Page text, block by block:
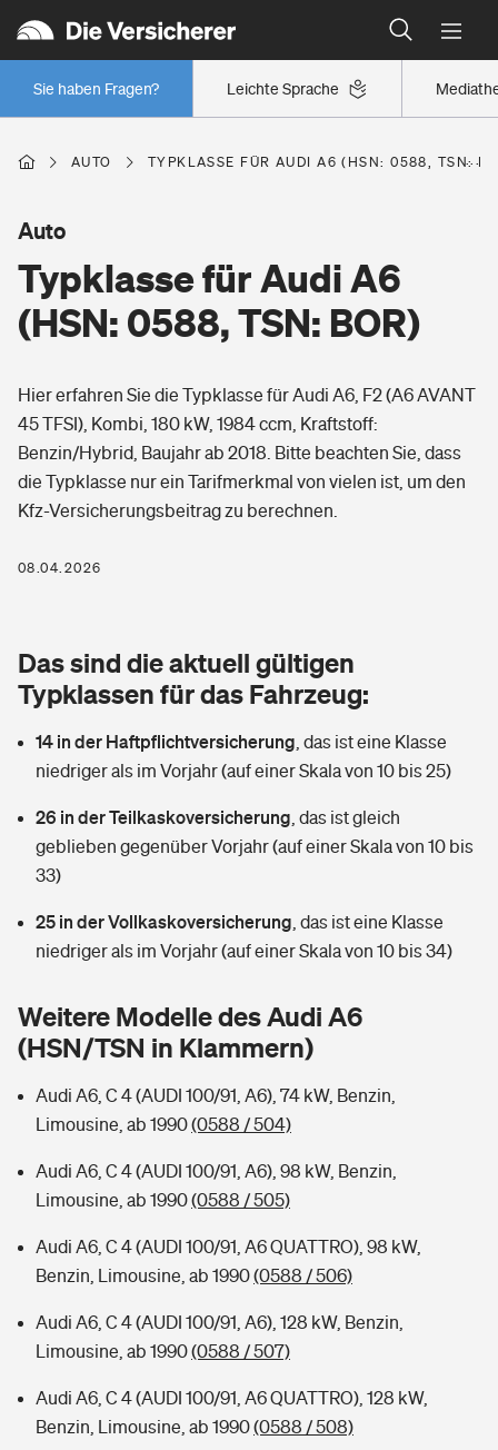
Leichte Sprache
Sie haben Fragen?
Wer versichert was: Jetzt Versicherer finden
Regionalklassen: So ist Ihre Region eingestuft
Wer versichert was: Jetzt Versicherer finden
Berufsunfähigkeitsversicherung
Erwerbsunfähigkeitsversicherung
Grundfähigkeitsversicherung
Arbeitsrechtsschutz
Berufshaftpflichtversicherung
Zur Übersicht
Tools
Wer versichert was: Jetzt Versicherer finden
Sie haben Fragen?
Wohnen
Elementarversicherung
Glasversicherung
Mietkautionsversicherung
Restkreditversicherung
Hochwasser-Check: Wie gefährdet ist Ihr Haus?
Wer versichert was: Jetzt Versicherer finden
Sie haben Fragen?
Freizeit
Pri­vate Haft­pflicht­
Kinderunfall­ver­si­che­rung
Kinderinvalidität
Reiseversicherung
Hundehalter-Haftpflicht
Private Cyberversicherung
Musikinstrumentenversicherung
Zur Übersicht
Tools
Kinderunfall-Check: Mehr Sicherheit für deine Kids
Sie haben Fragen?
Gesundheit
Private Krankenversicherung
Dread-Disease-Versicherung
Tierkrankenversicherung
Tools
Wer versichert was: Jetzt Versicherer finden
Sie haben Fragen?
Rentenrechner: Wie viel Geld bekomme ich im Alter?
AUTO TYPKLASSE FÜR AUDI A6 (HSN: 0588, TSN:
Typklasse für Audi A6
(HSN: 0588, TSN: BOR)
Auto
Hier erfahren Sie die Typklasse für Audi A6, F2 (A6 AVANT
45 TFSI), Kombi, 180 kW, 1984 ccm, Kraftstoff:
Benzin/Hybrid, Baujahr ab 2018. Bitte beachten Sie, dass
die Typklasse nur ein Tarifmerkmal von vielen ist, um den
Kfz-Versicherungsbeitrag zu berechnen.
08.04.2026
Das sind die aktuell gültigen
Typklassen für das Fahrzeug:
14 in der Haftpflichtversicherung das ist eine Klasse
niedriger als im Vorjahr (auf einer Skala von 10 bis 25)
26 in der Teilkaskoversicherung das ist gleich
geblieben gegenüber Vorjahr (auf einer Skala von 10 bis
33)
25 in der Vollkaskoversicherung das ist eine Klasse
niedriger als im Vorjahr (auf einer Skala von 10 bis 34)
Weitere Modelle des Audi A6
(HSN/TSN in Klammern)
Audi A6, C 4 (AUDI 100/91, A6), 74 kW, Benzin,
Limousine, ab 1990(0588 / 504)
Audi A6, C 4 (AUDI 100/91, A6), 98 kW, Benzin,
Limousine, ab 1990(0588 / 505)
Audi A6, C 4 (AUDI 100/91, A6 QUATTRO), 98 kW,
Benzin, Limousine, ab 1990(0588 / 506)
Audi A6, C 4 (AUDI 100/91, A6), 128 kW, Benzin,
Limousine, ab 1990(0588 / 507)
Audi A6, C 4 (AUDI 100/91, A6 QUATTRO), 128 kW,
Benzin, Limousine, ab 1990(0588 / 508)